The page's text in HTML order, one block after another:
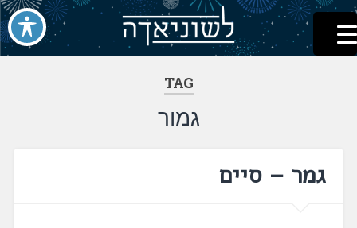
דלג
לתוכן
לשוניאדה
עברית. לשון. שפה
TAG
גמור
גמר – סיים